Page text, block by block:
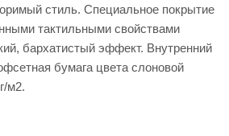
стиль. Специальное покрытие
тактильными свойствами
бархатистый эффект. Внутренний
бумага цвета слоновой
м2.